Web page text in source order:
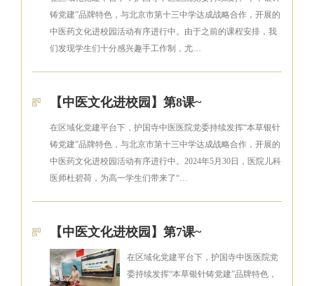
铸党建”品牌特色，与北京市第十三中学达成战略合作，开展的
中医药文化进校园活动有序进行中。由于之前的课程安排，我
们发现学生们十分感兴趣手工作制，尤…
【中医文化进校园】第8课~
在区域化党建平台下，护国寺中医医院党委持续发挥“本草银针
铸党建”品牌特色，与北京市第十三中学达成战略合作，开展的
中医药文化进校园活动有序进行中。2024年5月30日，医院儿科
医师杜碧荷，为高一学生们带来了“…
【中医文化进校园】第7课~
在区域化党建平台下，护国寺中医医院党
委持续发挥“本草银针铸党建”品牌特色，